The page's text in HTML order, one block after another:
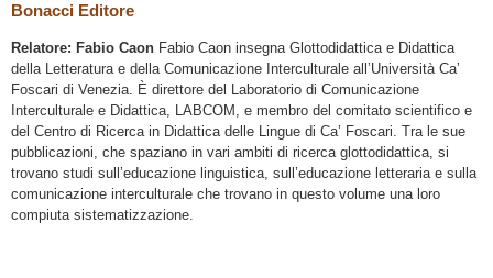
Bonacci Editore
Relatore: Fabio Caon Fabio Caon insegna Glottodidattica e Didattica
della Letteratura e della Comunicazione Interculturale all’Università Ca’
Foscari di Venezia. È direttore del Laboratorio di Comunicazione
Interculturale e Didattica, LABCOM, e membro del comitato scientifico e
del Centro di Ricerca in Didattica delle Lingue di Ca’ Foscari. Tra le sue
pubblicazioni, che spaziano in vari ambiti di ricerca glottodidattica, si
trovano studi sull’educazione linguistica, sull’educazione letteraria e sulla
comunicazione interculturale che trovano in questo volume una loro
compiuta sistematizzazione.